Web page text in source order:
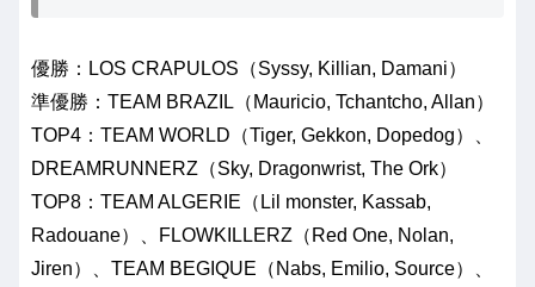
優勝：LOS CRAPULOS（Syssy, Killian, Damani）
準優勝：TEAM BRAZIL（Mauricio, Tchantcho, Allan）
TOP4：TEAM WORLD（Tiger, Gekkon, Dopedog）、
DREAMRUNNERZ（Sky, Dragonwrist, The Ork）
TOP8：TEAM ALGERIE（Lil monster, Kassab,
Radouane）、FLOWKILLERZ（Red One, Nolan,
Jiren）、TEAM BEGIQUE（Nabs, Emilio, Source）、